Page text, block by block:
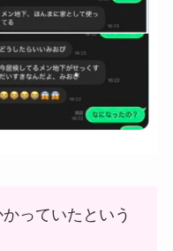
っていたという